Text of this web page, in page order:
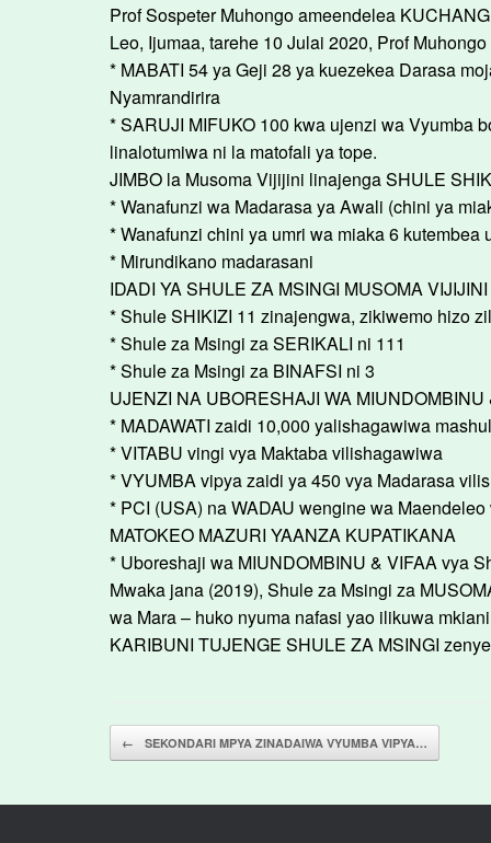
Prof Sospeter Muhongo ameendelea
Leo, Ijumaa, tarehe 10 Julai 2020, Prof
* MABATI 54 ya Geji 28 ya kuezekea Darasa
Nyamrandirira
* SARUJI MIFUKO 100 kwa ujenzi wa Vyumba
linalotumiwa ni la matofali ya tope.
JIMBO la Musoma Vijijini linajenga SHULE
* Wanafunzi wa Madarasa ya Awali (chini ya
* Wanafunzi chini ya umri wa miaka 6
* Mirundikano madarasani
IDADI YA SHULE ZA MSINGI MUSOMA
* Shule SHIKIZI 11 zinajengwa, zikiwemo hizo
* Shule za Msingi za SERIKALI ni 111
* Shule za Msingi za BINAFSI ni 3
UJENZI NA UBORESHAJI WA
* MADAWATI zaidi 10,000 yalishagawiwa
* VITABU vingi vya Maktaba vilishagawiwa
* VYUMBA vipya zaidi ya 450 vya Madarasa
* PCI (USA) na WADAU wengine wa
MATOKEO MAZURI YAANZA KUPATIKANA
* Uboreshaji wa MIUNDOMBINU & VIFAA vya
Mwaka jana (2019), Shule za Msingi za
wa Mara – huko nyuma nafasi yao ilikuwa
KARIBUNI TUJENGE SHULE ZA MSINGI
Post navigation
← SEKONDARI MPYA ZINADAIWA VYUMBA VIPYA…